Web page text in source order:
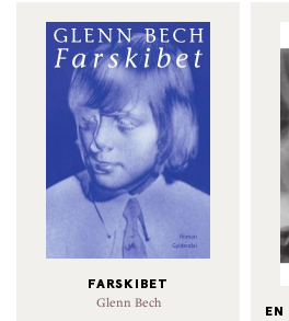
FARSKIBET
Glenn Bech
EN